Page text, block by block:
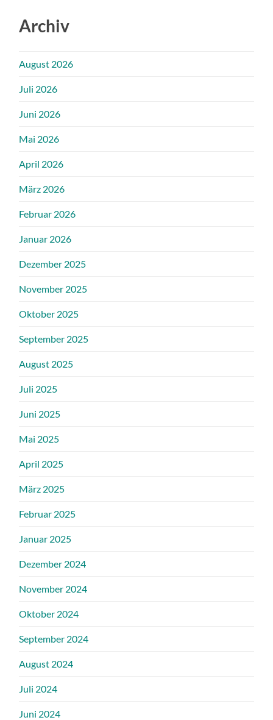
Archiv
August 2026
Juli 2026
Juni 2026
Mai 2026
April 2026
März 2026
Februar 2026
Januar 2026
Dezember 2025
November 2025
Oktober 2025
September 2025
August 2025
Juli 2025
Juni 2025
Mai 2025
April 2025
März 2025
Februar 2025
Januar 2025
Dezember 2024
November 2024
Oktober 2024
September 2024
August 2024
Juli 2024
Juni 2024